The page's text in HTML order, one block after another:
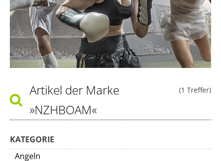
(1 Treffer)
Artikel der Marke
»NZHBOAM«
KATEGORIE
Angeln